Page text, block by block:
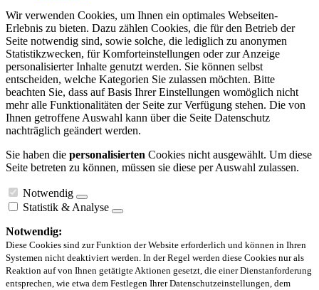
Wir verwenden Cookies, um Ihnen ein optimales Webseiten-
Erlebnis zu bieten. Dazu zählen Cookies, die für den Betrieb der
Seite notwendig sind, sowie solche, die lediglich zu anonymen
Statistikzwecken, für Komforteinstellungen oder zur Anzeige
personalisierter Inhalte genutzt werden. Sie können selbst
entscheiden, welche Kategorien Sie zulassen möchten. Bitte
beachten Sie, dass auf Basis Ihrer Einstellungen womöglich nicht
mehr alle Funktionalitäten der Seite zur Verfügung stehen. Die von
Ihnen getroffene Auswahl kann über die Seite Datenschutz
nachträglich geändert werden.
Sie haben die personalisierten Cookies nicht ausgewählt. Um diese
Seite betreten zu können, müssen sie diese per Auswahl zulassen.
Notwendig
Statistik & Analyse
Notwendig:
Diese Cookies sind zur Funktion der Website erforderlich und können in Ihren
Systemen nicht deaktiviert werden. In der Regel werden diese Cookies nur als
Reaktion auf von Ihnen getätigte Aktionen gesetzt, die einer Dienstanforderung
entsprechen, wie etwa dem Festlegen Ihrer Datenschutzeinstellungen, dem